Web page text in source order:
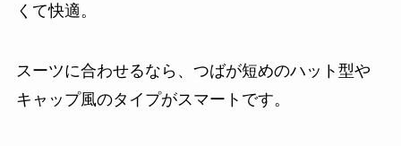
くて快適。
スーツに合わせるなら、つばが短めのハット型や
キャップ風のタイプがスマートです。